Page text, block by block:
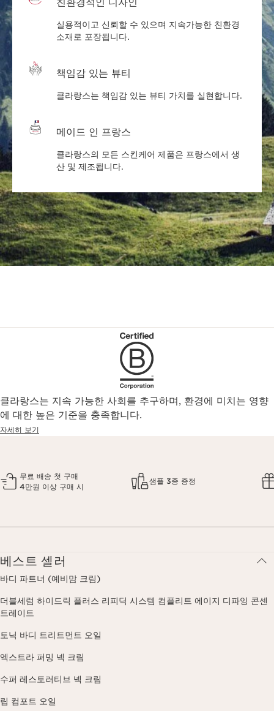
실용적이고 신뢰할 수 있으며 지속가능한 친환경
소재로 포장됩니다.
책임감 있는 뷰티
클라랑스는 책임감 있는 뷰티 가치를 실현합니다.
메이드 인 프랑스
클라랑스의 모든 스킨케어 제품은 프랑스에서 생
산 및 제조됩니다.
클라랑스는 지속 가능한 사회를 추구하며, 환경에 미치는 영향
에 대한 높은 기준을 충족합니다.
자세히 보기
무료 배송 첫 구매
4만원 이상 구매 시
샘플 3종 증정
베스트 셀러
바디 파트너 (예비맘 크림)
더블세럼 하이드릭 플러스 리피딕 시스템 컴플리트 에이지 디파잉 콘센
트레이트
토닉 바디 트리트먼트 오일
엑스트라 퍼밍 넥 크림
수퍼 레스토러티브 넥 크림
립 컴포트 오일